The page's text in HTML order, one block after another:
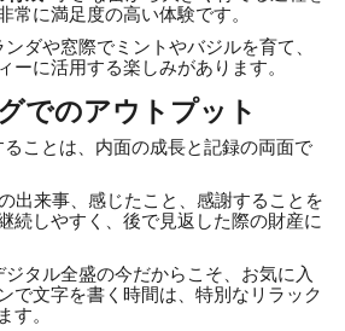
常に満足度の高い体験です。
ンダや窓際でミントやバジルを育て、
ーに活用する楽しみがあります。
でのアウトプット
ことは、内面の成長と記録の両面で
出来事、感じたこと、感謝することを
続しやすく、後で見返した際の財産に
ジタル全盛の今だからこそ、お気に入
で文字を書く時間は、特別なリラック
す。